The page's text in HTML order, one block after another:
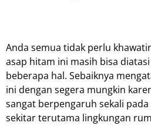
Anda semua tidak perlu
asap hitam ini masih bisa
beberapa hal. Sebaiknya
ini dengan segera mungkin
sangat berpengaruh sekali
sekitar terutama lingkungan